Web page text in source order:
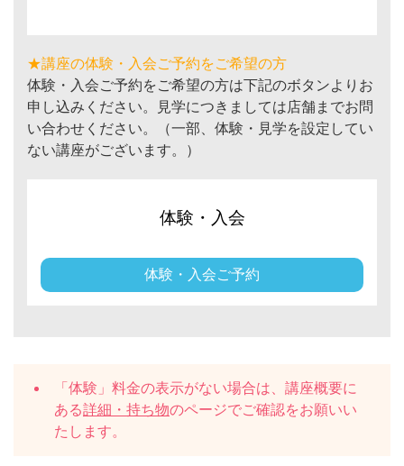
★講座の体験・入会ご予約をご希望の方
体験・入会ご予約をご希望の方は下記のボタンよりお
申し込みください。見学につきましては店舗までお問
い合わせください。（一部、体験・見学を設定してい
ない講座がございます。）
体験・入会
体験・入会ご予約
「体験」料金の表示がない場合は、講座概要に
ある詳細・持ち物のページでご確認をお願いい
たします。